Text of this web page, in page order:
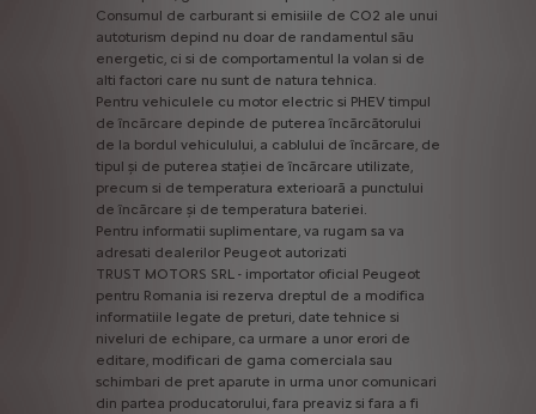
Consumul de carburant si emisiile de CO2 ale unui
autoturism depind nu doar de randamentul său
energetic, ci si de comportamentul la volan si de
alti factori care nu sunt de natura tehnica.
Pentru vehiculele cu motor electric si PHEV timpul
de încărcare depinde de puterea încărcătorului
de la bordul vehiculului, a cablului de încărcare, de
tipul și de puterea stației de încărcare utilizate,
precum si de temperatura exterioară a punctului
de încărcare și de temperatura bateriei.
Pentru informatii suplimentare, va rugam sa va
adresati dealerilor Peugeot autorizati
TRUST MOTORS SRL - importator oficial Peugeot
pentru Romania isi rezerva dreptul de a modifica
informatiile legate de preturi, date tehnice si
niveluri de echipare, ca urmare a unor erori de
editare, modificari de gama comerciala sau
schimbari de pret aparute in urma unor comunicari
din partea producatorului, fara preaviz si fara a fi